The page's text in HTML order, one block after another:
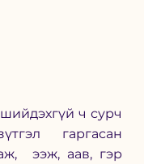
ч сурч
гаргасан
ээж, аав, гэр